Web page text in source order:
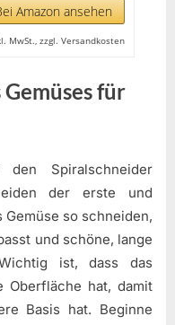
Amazon ansehen
MwSt., zzgl. Versandkosten
für
Spiralschneider
der erste und
so schneiden,
und schöne, lange
ist, dass das
Oberfläche hat, damit
Basis hat. Beginne